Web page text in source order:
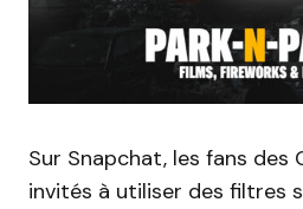
Sur Snapchat, les fans des
invités à utiliser des filtres